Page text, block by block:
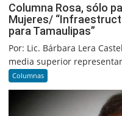
Columna Rosa, sólo
Mujeres/
para Tamaulipas”
Por: Lic. Bárbara Lera
media superior
Columnas